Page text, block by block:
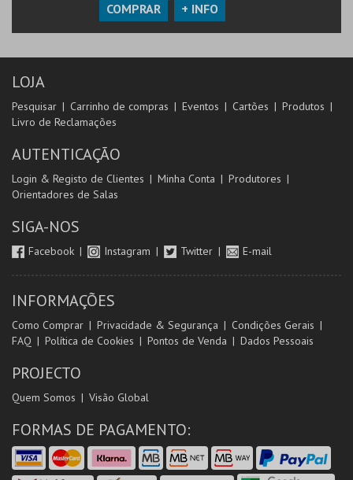
COMPRAR + INFO
LOJA
Pesquisar Carrinho de compras Eventos Cartões
Produtos
Livro de Reclamações
AUTENTICAÇÃO
Login & Registo de Clientes Minha Conta
Produtores
Orientadores de Salas
SIGA-NOS
Facebook Instagram Twitter E-mail
INFORMAÇÕES
Como Comprar Privacidade & Segurança
Condições Gerais
FAQ
Política de Cookies Pontos de Venda Dados Pessoais
PROJECTO
Quem Somos Visão Global
FORMAS DE PAGAMENTO: